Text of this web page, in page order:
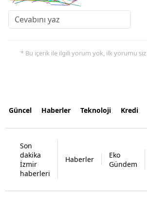
* Bu içerik ile ilgili yorum yok, ilk yorumu siz
Güncel Haberler Teknoloji Kredi
Son
dakika
İzmir
haberleri
Haberler
Eko
Gündem